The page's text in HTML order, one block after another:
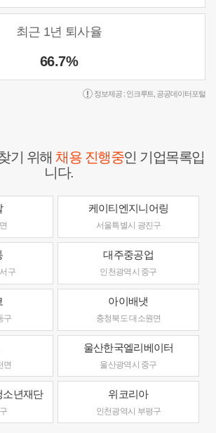
최근 1년 퇴사율
66.7%
정보제공 : 인크루트 공공데이터포털
기 위해채용 진행중인 기업목록입
니다.
케이티엔지니어링
서울특별시 광진구
구
대주중공업
인천광역시 중구
구
아이배냇
충청북도 대소원면
면
울산한국엘리베이터
울산광역시 중구
소년재단 위코리아
인천광역시 부평구